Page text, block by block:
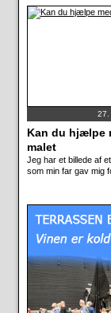
27.
Kan du hjælpe
malet
Jeg har et billede af
som min far gav mig